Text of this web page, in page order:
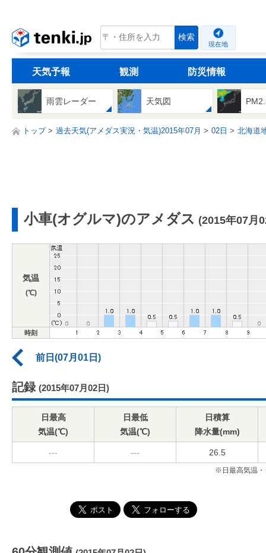
tenki.jp 検索
現在地
天気予報 観測 防災情報
雨雲レーダー 天気図
トップ 過去天気(アメダス実況・気温)2015年07月 02日 北海道
小車(オグルマ)のアメダス (2015年07月
気温
(℃)
時刻
前日(07月01日)
記録 (2015年07月02日)
日最高
気温(℃)
日最低
気温(℃)
日積算
降水量(mm)
--- --- 26.5
※日最高気温・